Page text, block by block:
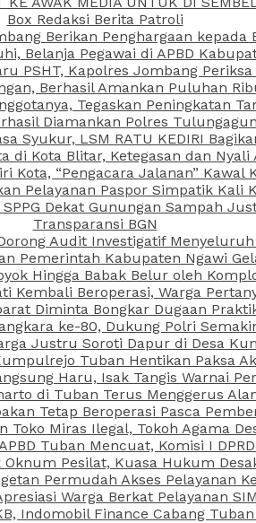
Box Redaksi Berita Patroli
Berikan Penghargaan
Belanja Pegawai di APBD
PSHT, Kapolres Jombang
Berhasil Amankan Puluhan
Tegaskan Peningkatan
Diamankan Polres
Syukur, LSM RATU KEDIRI
di Kota Blitar, Ketegasan dan Nyali
Kota, “Pengacara Jalanan” Kawal
Pelayanan Paspor Simpatik Kali
Dekat Gunungan Sampah
Transparansi BGN
Audit Investigatif
Pemerintah Kabupaten Ngawi
Hingga Babak Belur oleh
Kembali Beroperasi, Warga
Diminta Bongkar Dugaan
ke-80, Dukung Polri
Justru Soroti Dapur di Desa
Tuban Hentikan Paksa
Haru, Isak Tangis Warnai
di Tuban Terus Menggerus
Tetap Beroperasi Pasca
Miras Ilegal, Tokoh Agama
Tuban Mencuat, Komisi I
Pesilat, Kuasa Hukum
Permudah Akses Pelayanan
Warga Berkat Pelayanan
Indomobil Finance Cabang